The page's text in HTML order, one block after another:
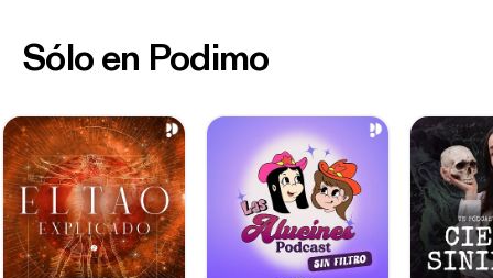
Sólo en Podimo